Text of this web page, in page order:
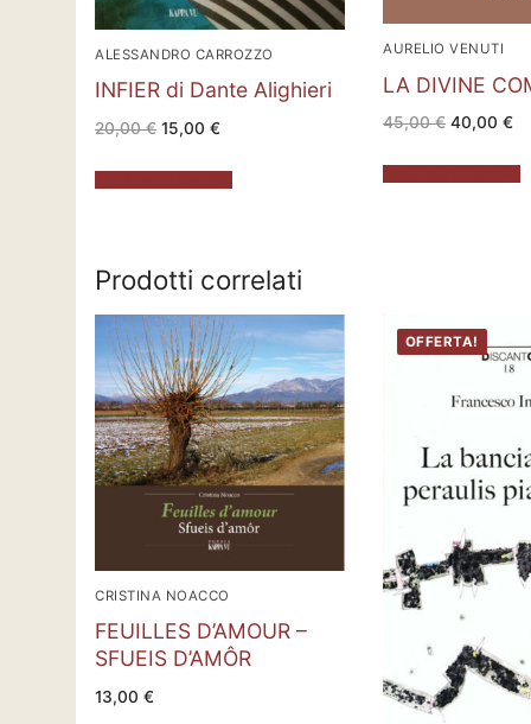
ALESSANDRO CARROZZO
INFIER di Dante Alighieri
20,00€ Il
prezzo
era:
20,00 €.
15,00 €Il
è:
15,00 €.
AURELIO VENUTI
LA DIVINE
45,00€ Il
prezzo
era:
45,00 €.
40,00€Il
è:
Prodotti correlati
CRISTINA NOACCO
FEUILLES D’AMOUR –
SFUEIS D’AMÔR
13,00 €
OFFERTA!